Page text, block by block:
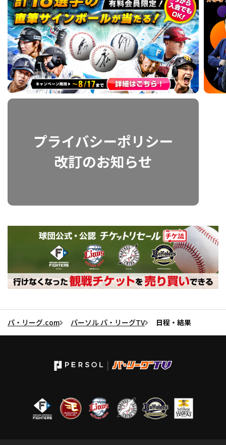
利用規約 プライバシーポリシー
運営会社（別ウィンドウで開く） よくある質問
特定商取引法の表示 アルバイト募集（別ウィンドウで開く
パ・リーグ.com パーソル パ・リーグTV 日程・結果